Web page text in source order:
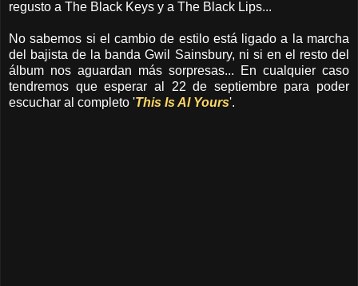
regusto a The Black Keys y a The Black Lips...
No sabemos si el cambio de estilo está ligado a la marcha
del bajista de la banda Gwil Sainsbury, ni si en el resto del
álbum nos aguardan más sorpresas... En cualquier caso
tendremos que esperar al 22 de septiembre para poder
escuchar al completo 'This Is Al Yours'.